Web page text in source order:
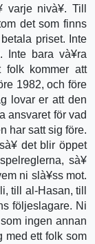
nivà¥. Till
det som finns
priset. Inte
Inte bara và¥ra
folk kommer att
1982, och före
lovar er att den
ansvaret för vad
har satt sig före.
det blir öppet
sà¥
ni slà¥ss mot.
till al-Hasan, till
följeslagare. Ni
ingen annan
med ett folk som